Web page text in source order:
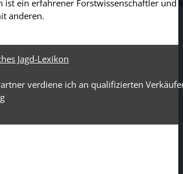
ist ein erfahrener Forstwissenschaftler und
anderen.
Jagd-Lexikon
verdiene ich an qualifizierten